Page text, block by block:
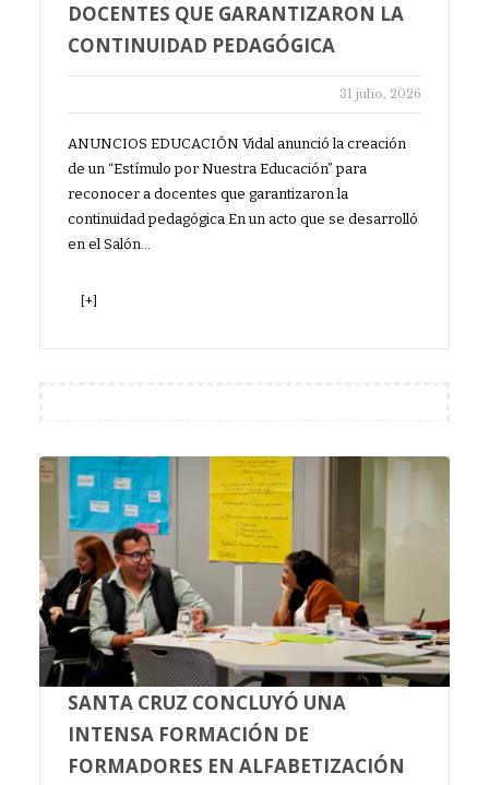
DOCENTES QUE GARANTIZARON LA
CONTINUIDAD PEDAGÓGICA
31 julio, 2026
ANUNCIOS EDUCACIÓN Vidal anunció la creación
de un “Estímulo por Nuestra Educación” para
reconocer a docentes que garantizaron la
continuidad pedagógica En un acto que se desarrolló
en el Salón…
[+]
SANTA CRUZ CONCLUYÓ UNA
INTENSA FORMACIÓN DE
FORMADORES EN ALFABETIZACIÓN